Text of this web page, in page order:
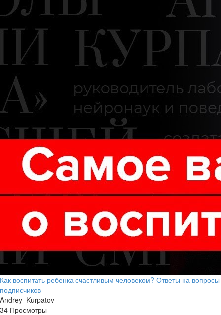
Как воспитать ребенка счастливым человеком? Ответы на вопросы
подписчиков
Andrey_Kurpatov
34 Просмотры